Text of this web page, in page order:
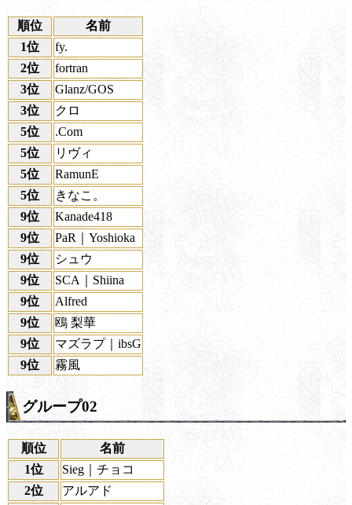
順位
名前
1位
fy.
2位
fortran
3位
Glanz/GOS
3位
クロ
5位
.Com
5位
リヴィ
5位
RamunE
5位
きなこ。
9位
Kanade418
9位
PaR｜Yoshioka
9位
シュウ
9位
SCA｜Shiina
9位
Alfred
9位
鴎 梨華
9位
マズラプ｜ibsG
9位
霧風
グループ02
順位
名前
1位
Sieg｜チョコ
2位
アルアド